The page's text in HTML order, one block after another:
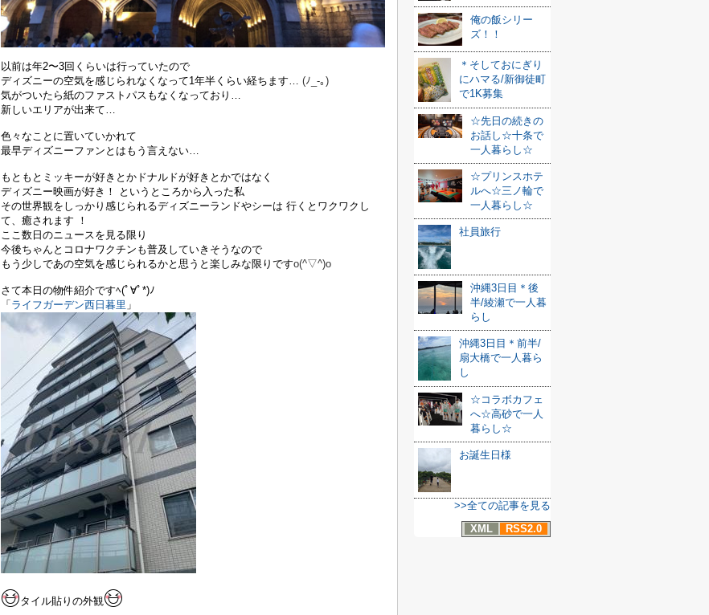
以前は年2〜3回くらいは行っていたので
ディズニーの空気を感じられなくなって1年半くらい経ちます… (ﾉ_-｡)
気がついたら紙のファストパスもなくなっており…
新しいエリアが出来て…
色々なことに置いていかれて
最早ディズニーファンとはもう言えない…
もともとミッキーが好きとかドナルドが好きとかではなく
ディズニー映画が好き！ というところから入った私
その世界観をしっかり感じられるディズニーランドやシーは 行くとワクワクし
て、癒されます ！
ここ数日のニュースを見る限り
今後ちゃんとコロナワクチンも普及していきそうなので
もう少しであの空気を感じられるかと思うと楽しみな限りですo(^▽^)o
さて本日の物件紹介ですﾍ(ﾟ∀ﾟ*)ﾉ
「ライフガーデン西日暮里 」
タイル貼りの外観
俺の飯シリー
ズ！！
＊そしておにぎり
にハマる/新御徒町
で1K募集
☆先日の続きの
お話し☆十条で
一人暮らし☆
☆プリンスホテ
ルへ☆三ノ輪で
一人暮らし☆
社員旅行
沖縄3日目＊後
半/綾瀬で一人暮
らし
沖縄3日目＊前半/
扇大橋で一人暮ら
し
☆コラボカフェ
へ☆高砂で一人
暮らし☆
お誕生日様
>>全ての記事を見る
XML
RSS2.0